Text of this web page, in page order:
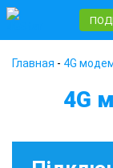
Главная - 4G
4G